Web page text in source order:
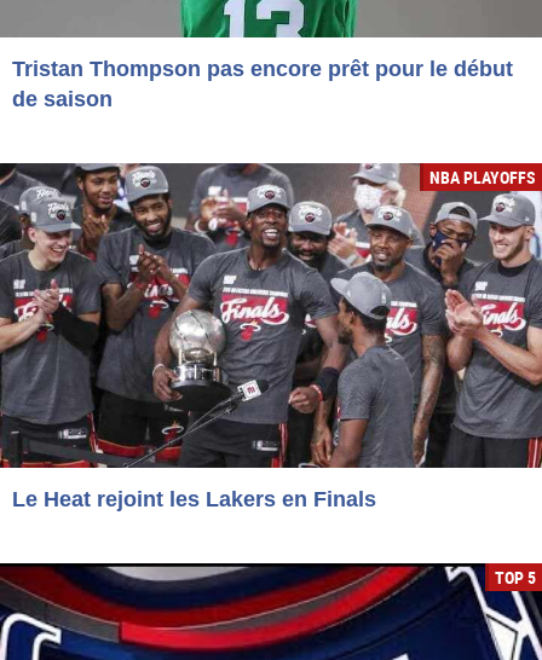
Tristan Thompson pas encore prêt pour le début
de saison
NBA PLAYOFFS
Le Heat rejoint les Lakers en Finals
TOP 5